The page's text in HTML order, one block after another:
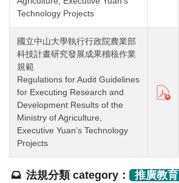
Technology Projects
國立中山大學執行行政院農業部
科技計畫研究發展成果稽核作業
規範
Regulations for Audit Guidelines
for Executing Research and
Development Results of the
Ministry of Agriculture,
Executive Yuan’s Technology
Projects
法規分類 category： 推廣教育